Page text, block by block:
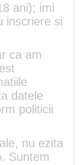
ani); imi
inscriere si
ca am
datele
politicii
nu ezita
. Suntem